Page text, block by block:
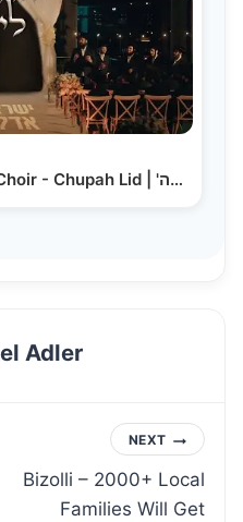
Yisroel Adler & Machus Choir - Chupah Lid | 'חופה…
Adler
NEXT
Bizolli – 2000+ Local
Families Will Get